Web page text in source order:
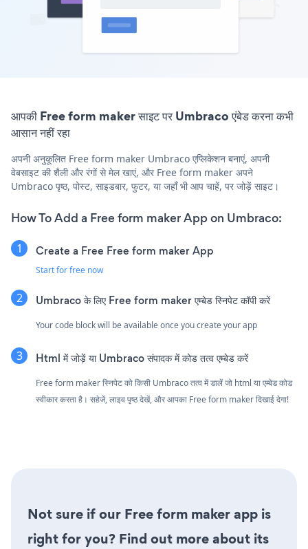
आपकी Free form maker साइट पर Umbraco एंबेड करना कभी
आसान नहीं रहा
अपनी अनुकूलित Free form maker Umbraco एप्लिकेशन बनाएं, अपनी
वेबसाइट की शैली और रंगों से मेल खाएं, और Free form maker अपने
Umbraco पृष्ठ, पोस्ट, साइडबार, फुटर, या जहाँ भी आप चाहें, पर जोड़ें साइट।
How To Add a Free form maker App on Umbraco:
Create a Free Free form maker App
Start for free now
Umbraco के लिए Free form maker एम्बेड स्निपेट कॉपी करें
Your code block will be available once you create your app
Html में जोड़ें या Umbraco संपादक में कोड तत्व एम्बेड करें
Free form maker स्निपेट को किसी Umbraco तत्व में डालें जो html या एम्बेड कोड
स्वीकार करता है। सहेजें, लाइव पृष्ठ देखें, और आपका Free form maker दिखाई देगा!
Not sure if our Free form maker app is
right for you? Find out more about its